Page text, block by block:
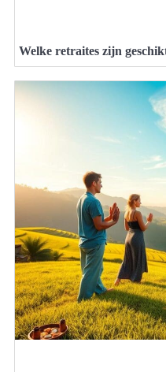
Welke retraites zijn